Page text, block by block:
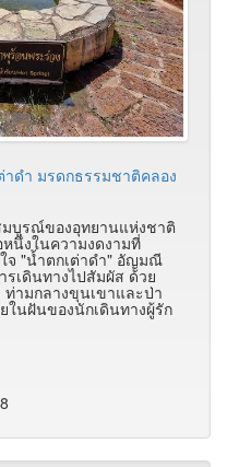
าดำ มรดกธรรมชาติคลอง
บูรณ์ของอุทยานแห่งชาติ
หนึ่งในความงดงามที่
จ "น้ำตกเต่าดำ" อัญมณี
เดินทางไปสัมผัส ด้วย
ามกลางขุนเขาและป่า
ในฝันของนักเดินทางผู้รัก